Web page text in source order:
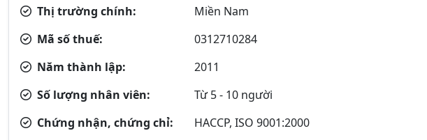
Thị trường chính:
Miền Nam
Mã số thuế:
0312710284
Năm thành lập:
2011
Số lượng nhân viên:
Từ 5 - 10 người
Chứng nhận, chứng chỉ:
HACCP, ISO 9001:2000